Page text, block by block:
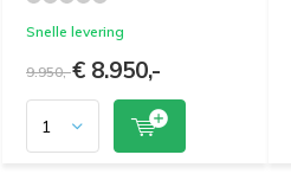
Snelle levering
9.950,-€ 8.950,-